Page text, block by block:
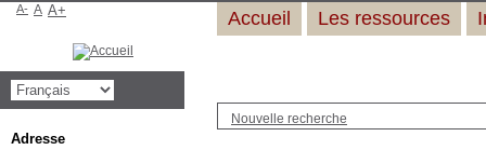
Nouvelle recherche
Accueil Les ressources
A- A A+
Adresse